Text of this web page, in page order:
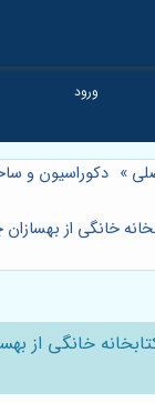
» دکوراسیون و
خانگی از
خانگی از